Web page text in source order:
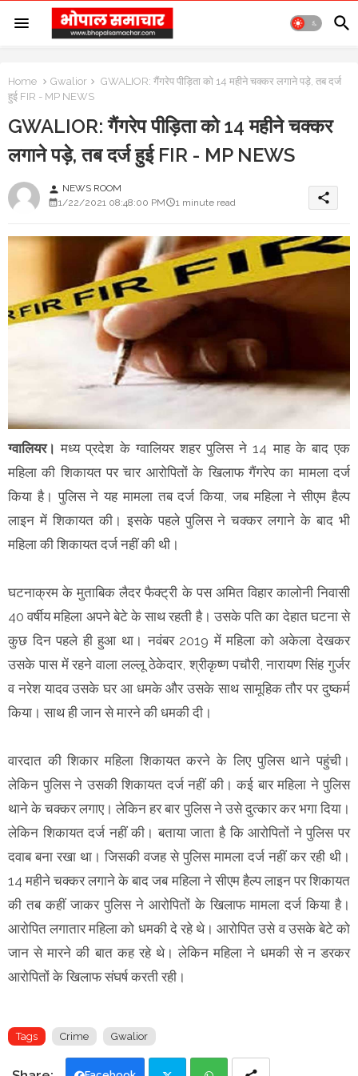
Home Gwalior
GWALIOR: गैंगरेप पीड़िता को 14 महीने चक्कर लगाने पड़े, तब दर्ज
हुई FIR - MP NEWS
GWALIOR: गैंगरेप पीड़िता को 14 महीने चक्कर
लगाने पड़े, तब दर्ज हुई FIR - MP NEWS
person NEWS ROOM
1/22/2021 08:48:00 PM
1 minute read share
ग्वालियर। मध्य प्रदेश के ग्वालियर शहर पुलिस ने 14 माह के बाद एक
महिला की शिकायत पर चार आरोपितों के खिलाफ गैंगरेप का मामला दर्ज
किया है। पुलिस ने यह मामला तब दर्ज किया, जब महिला ने सीएम हैल्प
लाइन में शिकायत की। इसके पहले पुलिस ने चक्कर लगाने के बाद भी
महिला की शिकायत दर्ज नहीं की थी।
घटनाक्रम के मुताबिक लैदर फैक्ट्री के पस अमित विहार कालोनी निवासी
40 वर्षीय महिला अपने बेटे के साथ रहती है। उसके पति का देहात घटना से
कुछ दिन पहले ही हुआ था। नवंबर 2019 में महिला को अकेला देखकर
उसके पास में रहने वाला लल्लू ठेकेदार, श्रीकृष्ण पचौरी, नारायण सिंह गुर्जर
व नरेश यादव उसके घर आ धमके और उसके साथ सामूहिक तौर पर दुष्कर्म
किया। साथ ही जान से मारने की धमकी दी।
वारदात की शिकार महिला शिकायत करने के लिए पुलिस थाने पहुंची।
लेकिन पुलिस ने उसकी शिकायत दर्ज नहीं की। कई बार महिला ने पुलिस
थाने के चक्कर लगाए। लेकिन हर बार पुलिस ने उसे दुत्कार कर भगा दिया।
लेकिन शिकायत दर्ज नहीं की। बताया जाता है कि आरोपितों ने पुलिस पर
दवाब बना रखा था। जिसकी वजह से पुलिस मामला दर्ज नहीं कर रही थी।
14 महीने चक्कर लगाने के बाद जब महिला ने सीएम हैल्प लाइन पर शिकायत
की तब कहीं जाकर पुलिस ने आरोपितों के खिलाफ मामला दर्ज किया है।
आरोपित लगातार महिला को धमकी दे रहे थे। आरोपित उसे व उसके बेटे को
जान से मारने की बात कह रहे थे। लेकिन महिला ने धमकी से न डरकर
आरोपितों के खिलाफ संघर्ष करती रही।
Tags Crime Gwalior